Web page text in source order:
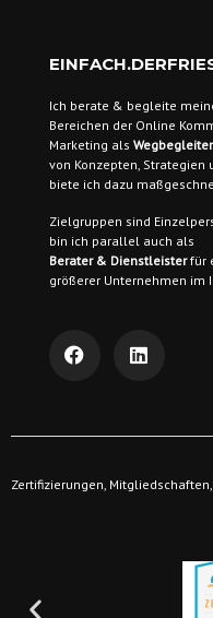
Ich berate & begleite
Bereichen der Online
Marketing als
von Konzepten, Strategien
biete ich dazu
Zielgruppen sind
bin ich parallel auch als
Berater & Dienstleisterfür
größerer Unternehmen im
Zertifizierungen,